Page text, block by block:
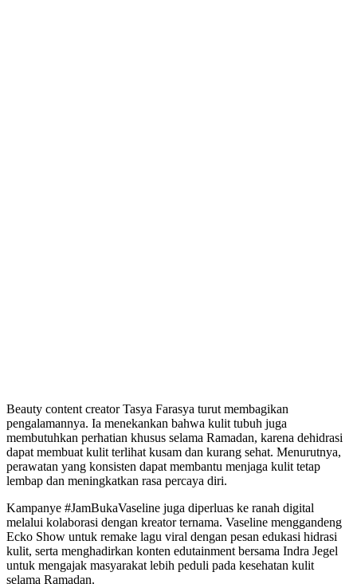
Beauty content creator Tasya Farasya turut membagikan
pengalamannya. Ia menekankan bahwa kulit tubuh juga
membutuhkan perhatian khusus selama Ramadan, karena dehidrasi
dapat membuat kulit terlihat kusam dan kurang sehat. Menurutnya,
perawatan yang konsisten dapat membantu menjaga kulit tetap
lembap dan meningkatkan rasa percaya diri.
Kampanye #JamBukaVaseline juga diperluas ke ranah digital
melalui kolaborasi dengan kreator ternama. Vaseline menggandeng
Ecko Show untuk remake lagu viral dengan pesan edukasi hidrasi
kulit, serta menghadirkan konten edutainment bersama Indra Jegel
untuk mengajak masyarakat lebih peduli pada kesehatan kulit
selama Ramadan.